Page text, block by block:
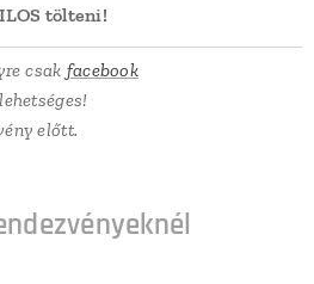
tölteni!
csak facebook
előtt.